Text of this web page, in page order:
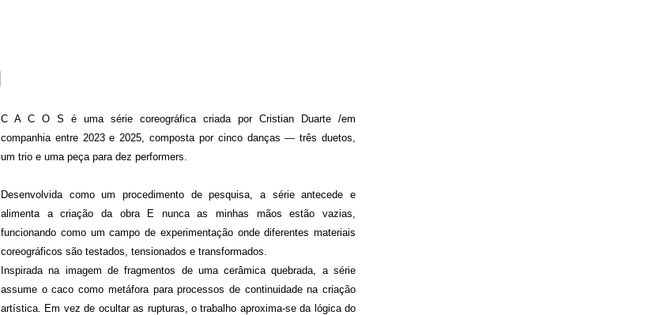
C A C O S é uma série coreográfica criada por Cristian Duarte /em
companhia entre 2023 e 2025, composta por cinco danças — três duetos,
um trio e uma peça para dez performers.
Desenvolvida como um procedimento de pesquisa, a série antecede e
alimenta a criação da obra E nunca as minhas mãos estão vazias,
funcionando como um campo de experimentação onde diferentes materiais
coreográficos são testados, tensionados e transformados.
Inspirada na imagem de fragmentos de uma cerâmica quebrada, a série
assume o caco como metáfora para processos de continuidade na criação
artística. Em vez de ocultar as rupturas, o trabalho aproxima-se da lógica do